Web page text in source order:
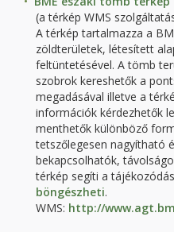
(a térkép WMS
A térkép tartalmazza a
zöldterületek, létesített
feltüntetésével. A tömb
szobrok kereshetők a
megadásával illetve a
információk kérdezhetők
menthetők különböző
tetszőlegesen nagyítható
bekapcsolhatók,
térkép segíti a
böngészheti.
WMS: http://